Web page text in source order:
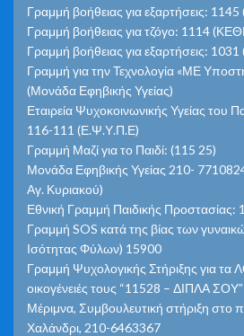
Γραμμή βοήθειας για εξαρτήσεις:
Γραμμή βοήθειας για τζόγο: 1114
Γραμμή βοήθειας για εξαρτήσεις:
Γραμμή για την Τεχνολογία «ΜΕ
(Μονάδα Εφηβικής Υγείας)
Εταιρεία Ψυχοκοινωνικής Υγείας του
116-111 (Ε.Ψ.Υ.Π.Ε)
Γραμμή Μαζί για το Παιδί: (115 25)
Μονάδα Εφηβικής Υγείας 210-
Αγ. Κυριακού)
Εθνική Γραμμή Παιδικής
Γραμμή SOS κατά της βίας των
Ισότητας Φύλων) 15900
Γραμμή Ψυχολογικής Στήριξης για τα
οικογένειές τους “11528 – ΔΙΠΛΑ ΣΟΥ”
Μέριμνα, Συμβουλευτική στήριξη στο
Χαλάνδρι, 210-6463367